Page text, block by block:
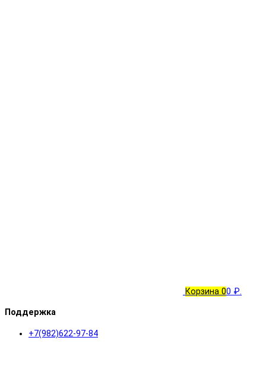
Корзина 00 ₽.
Поддержка
+7(982)622-97-84